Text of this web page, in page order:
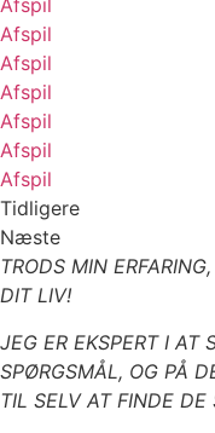
Afspil
Afspil
Afspil
Afspil
Afspil
Afspil
Afspil
Tidligere
Næste
TRODS MIN
DIT LIV!
JEG ER EKSPERT I AT
SPØRGSMÅL, OG PÅ
TIL SELV AT FINDE DE